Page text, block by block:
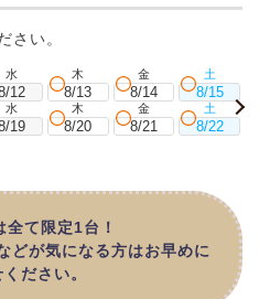
さい。
水
12
木
8/13
金
8/14
土
8/15
水
19
木
8/20
金
8/21
土
8/22
全て限定1台！
どが気になる方はお早めに
ださい。